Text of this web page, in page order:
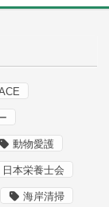
動物愛護
日本栄養士会
海岸清掃